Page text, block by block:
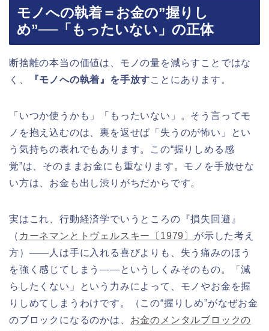
モノへの執着＝お金の”握りし
め”──「もったいない」の正体
断捨離の本当の価値は、モノの量を減らすことではな
く、
『モノへの執着』を手放すことにあります。
「いつか使うかも」「もったいない」。そう言ってモ
ノを抱え込むのは、裏を返せば「失うのが怖い」とい
う気持ちの表れでもあります。この“握りしめる感
覚”は、そのままお金にも重なります。モノを手放せな
い方は、お金も出し渋りがちだからです。
実はこれ、行動経済学でいうところの『損失回避』
（ カーネマンとトヴェルスキー〔1979〕 が示した考え
方）——人は手に入れる喜びよりも、失う痛みのほう
を強く感じてしまう——というしくみそのもの。「減
らしたくない」という力みによって、モノやお金を握
りしめてしまうわけです。（この“握りしめ”がなぜお金
のブロックになるのかは、 お金のメンタルブロックの